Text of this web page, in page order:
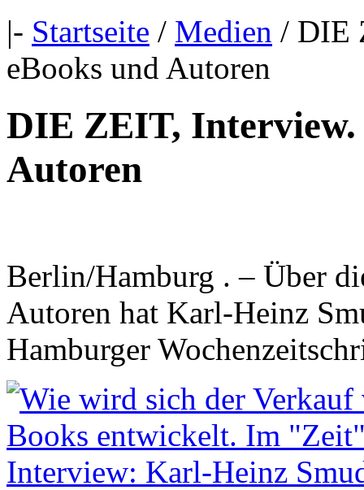
|- Startseite / Medien / DIE
eBooks und Autoren
DIE ZEIT, Interview.
Autoren
Berlin/Hamburg . – Über
Autoren hat Karl-Heinz
Hamburger